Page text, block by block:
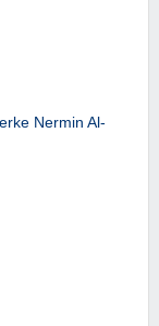
Nermin Al-